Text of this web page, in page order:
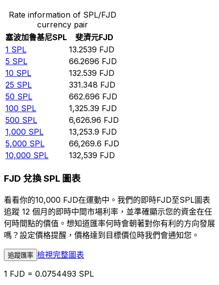
Rate information of SPL/FJD
currency pair
塞波加鲁基尼SPL 斐濟元FJD
1 SPL 13.2539 FJD
5 SPL 66.2696 FJD
10 SPL 132.539 FJD
25 SPL 331.348 FJD
50 SPL 662.696 FJD
100 SPL 1,325.39 FJD
500 SPL 6,626.96 FJD
1,000 SPL 13,253.9 FJD
5,000 SPL 66,269.6 FJD
10,000 SPL 132,539 FJD
FJD 兌換 SPL 圖表
看看你的10,000 FJD在運動中。我們的即時FJD至SPL圖表
追蹤 12 個月的即時中間市場利率，並準確顯示您的資金在任
何時間點的價值。想知道匯率何時會朝著對你有利的方向發展
嗎？設定價格提醒，價格達到目標價位時我們會通知您。
追蹤匯率 檢視完整圖表
1 FJD = 0.0754493 SPL